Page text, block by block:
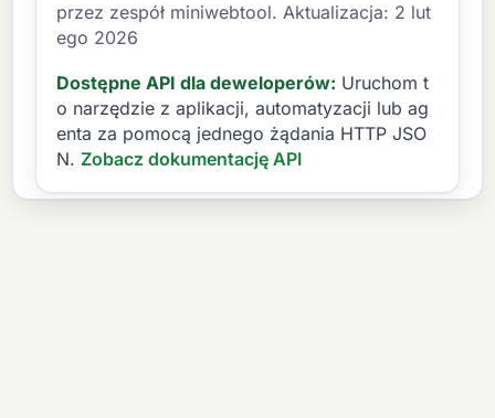
przez zespół miniwebtool. Aktualizacja: 2 lut
ego 2026
Dostępne API dla deweloperów: Uruchom t
o narzędzie z aplikacji, automatyzacji lub ag
enta za pomocą jednego żądania HTTP JSO
N. Zobacz dokumentację API